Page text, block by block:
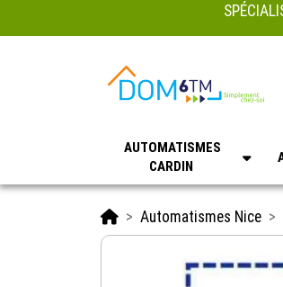
AUTOMATISMES
CARDIN
AccueilAutomatismes Nice